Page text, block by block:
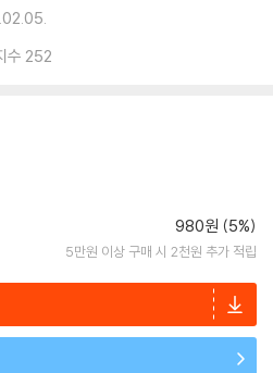
수 252
980원 (5%)
5만원 이상 구매 시 2천원 추가 적립